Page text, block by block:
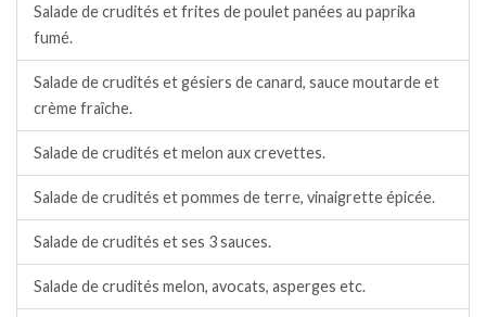
Salade de crudités et frites de poulet panées au paprika
fumé.
Salade de crudités et gésiers de canard, sauce moutarde et
crème fraîche.
Salade de crudités et melon aux crevettes.
Salade de crudités et pommes de terre, vinaigrette épicée.
Salade de crudités et ses 3 sauces.
Salade de crudités melon, avocats, asperges etc.